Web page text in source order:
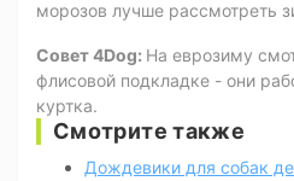
морозов лучше рассмотреть
Совет 4Dog: На еврозиму
флисовой подкладке - они
куртка.
Смотрите также
Дождевики для собак